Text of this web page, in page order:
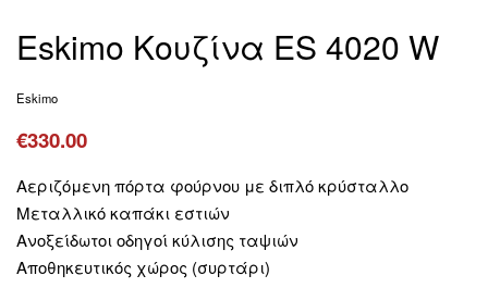
Eskimo Κουζίνα ES 4020 W
Eskimo
€330.00
Αεριζόμενη πόρτα φούρνου με διπλό κρύσταλλο
Μεταλλικό καπάκι εστιών
Ανοξείδωτοι οδηγοί κύλισης ταψιών
Αποθηκευτικός χώρος (συρτάρι)